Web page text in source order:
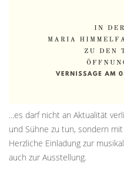
...es darf nicht an Aktualität
und Sühne zu tun, sondern
Herzliche Einladung zur
auch zur Ausstellung.